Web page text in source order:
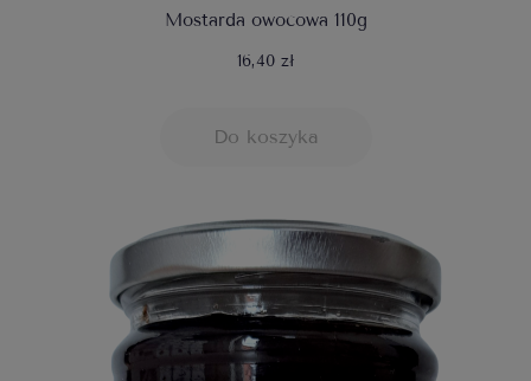
Mostarda owocowa 110g
16,40 zł
Do koszyka